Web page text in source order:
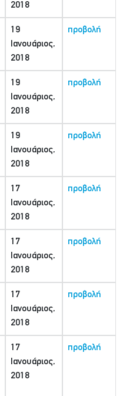
2018
19
Ιανουάριος,
2018
προβολή
19
Ιανουάριος,
2018
προβολή
19
Ιανουάριος,
2018
προβολή
17
Ιανουάριος,
2018
προβολή
17
Ιανουάριος,
2018
προβολή
17
Ιανουάριος,
2018
προβολή
17
Ιανουάριος,
2018
προβολή